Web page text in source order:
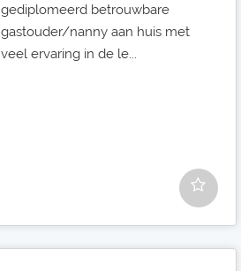
gediplomeerd betrouwbare
gastouder/nanny aan huis met
veel ervaring in de le...